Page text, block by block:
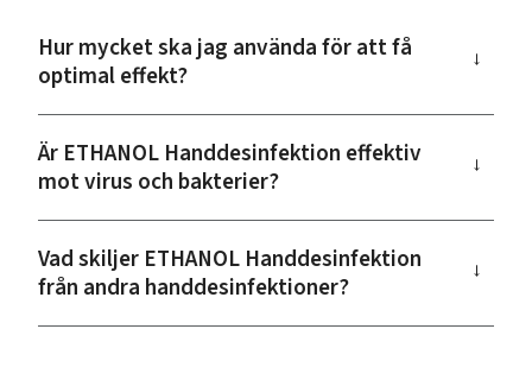
Hur mycket ska jag använda för att få
optimal effekt?
→
Är ETHANOL Handdesinfektion effektiv
mot virus och bakterier?
→
Vad skiljer ETHANOL Handdesinfektion
från andra handdesinfektioner?
→